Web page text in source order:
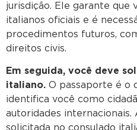
jurisdição. Ele garante que
italianos oficiais e é
procedimentos futuros,
direitos civis.
Em seguida, você deve
italiano. O passaporte é o
identifica você como
autoridades internacionais.
solicitada no consulado